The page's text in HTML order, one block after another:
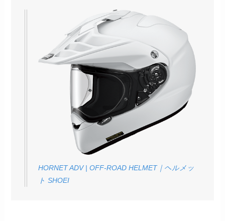
HORNET ADV | OFF-ROAD HELMET｜ヘルメッ
ト SHOEI